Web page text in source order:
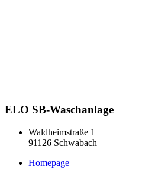
ELO SB-Waschanlage
Waldheimstraße 1
91126 Schwabach
Homepage